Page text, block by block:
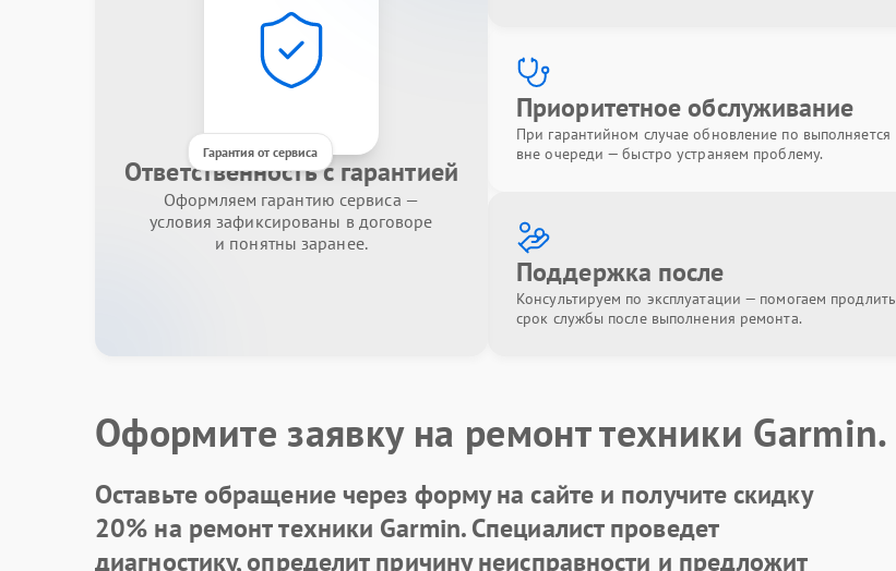
Гарантия от сервиса
Ответственность с гарантией
Оформляем гарантию сервиса —
условия зафиксированы в договоре
и понятны заранее.
Приоритетное обслуживание
При гарантийном случае обновление по выполняется
вне очереди — быстро устраняем проблему.
Поддержка после
Консультируем по эксплуатации — помогаем продлить
срок службы после выполнения ремонта.
Оформите заявку на ремонт техники Garmin.
Оставьте обращение через форму на сайте и получите скидку
20% на ремонт техники Garmin. Специалист проведет
диагностику, определит причину неисправности и предложит